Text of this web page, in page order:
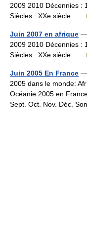
2009 2010 Décennies
Siècles : XXe siècle …
Juin 2007 en afrique —
2009 2010 Décennies
Siècles : XXe siècle …
Juin 2005 En France —
2005 dans le monde:
Océanie 2005 en
Sept. Oct. Nov. Déc.